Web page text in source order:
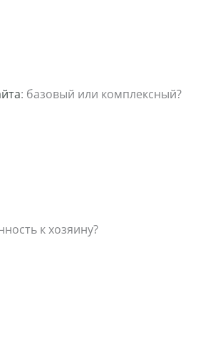
: базовый или комплексный?
к хозяину?